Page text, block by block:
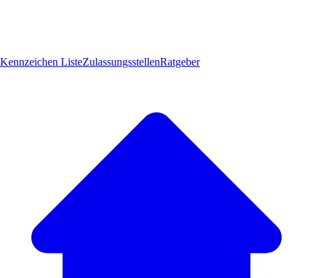
Kennzeichen ListeZulassungsstellenRatgeber